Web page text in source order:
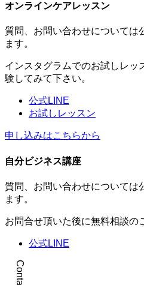
オンラインケアレッスン
質問、お問い合わせについては
ます。
インスタグラムでのお試しレッ
験してみて下さい。
公式LINE
お試しレッスン
申し込みはこちらから
自分ビジネス講座
質問、お問い合わせについては
ます。
お問合せ頂いた後に無料相談の
公式LINE